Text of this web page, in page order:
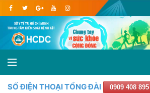
SỐ ĐIỆN THOẠI TỔNG ĐÀI 0909 408 895